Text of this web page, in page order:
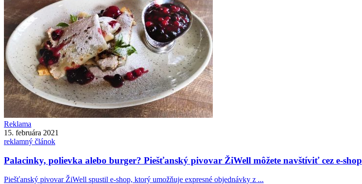
Reklama
15. februára 2021
reklamný článok
Palacinky, polievka alebo burger? Piešťanský pivovar ŽiWell môžete navštíviť cez e-shop
Piešťanský pivovar ŽiWell spustil e-shop, ktorý umožňuje expresné objednávky z ...